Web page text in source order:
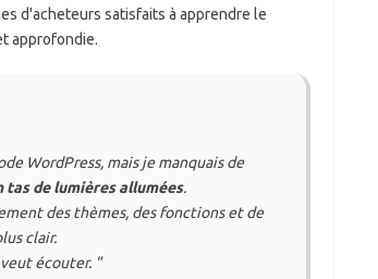
d'acheteurs satisfaits à apprendre le
approfondie.
WordPress, mais je manquais de
tas de lumières allumées.
des thèmes, des fonctions et de
clair.
écouter. "